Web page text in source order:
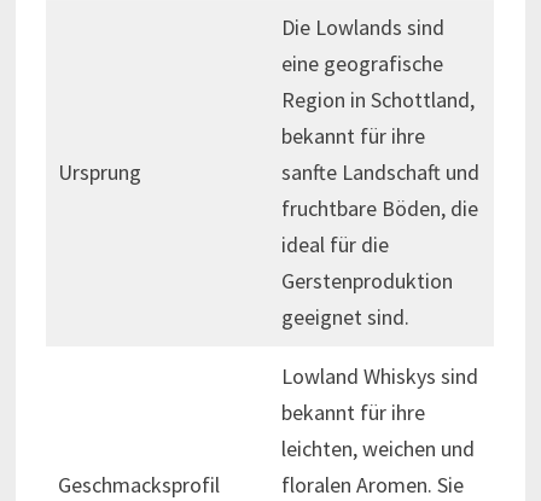
Ursprung
Die Lowlands sind
eine geografische
Region in Schottland,
bekannt für ihre
sanfte Landschaft und
fruchtbare Böden, die
ideal für die
Gerstenproduktion
geeignet sind.
Geschmacksprofil
Lowland Whiskys sind
bekannt für ihre
leichten, weichen und
floralen Aromen. Sie